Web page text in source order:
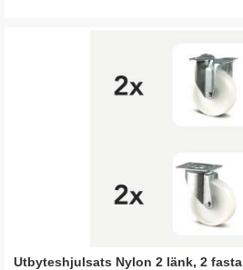
Utbyteshjulsats Nylon 2 länk, 2 fasta